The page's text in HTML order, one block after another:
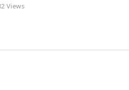
Views